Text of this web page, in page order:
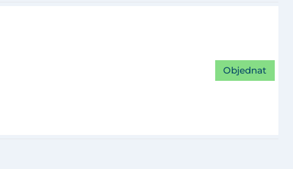
Objednat